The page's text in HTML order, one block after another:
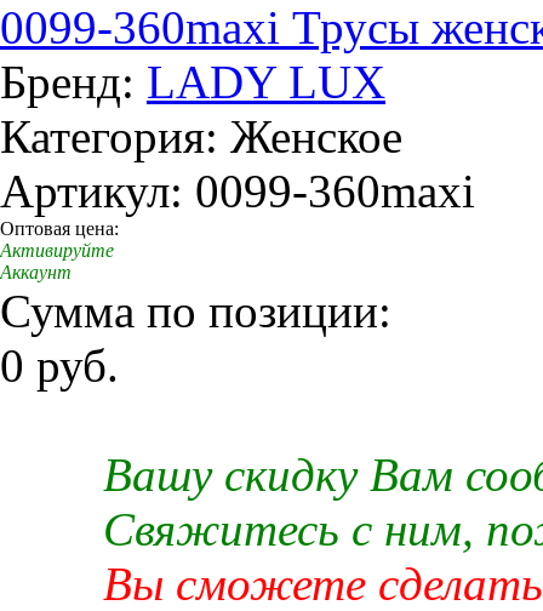
0099-360maxi Трусы
Бренд: LADY LUX
Категория: Женское
Артикул: 0099-360maxi
Оптовая цена:
Активируйте
Аккаунт
Сумма по позиции:
0 руб.
Вашу скидку Вам
Свяжитесь с ним,
Вы сможете сделать